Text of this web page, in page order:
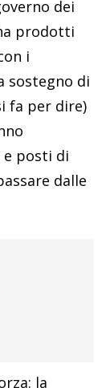
dei
prodotti
i
sostegno di
fa per dire)
e posti di
dalle
la